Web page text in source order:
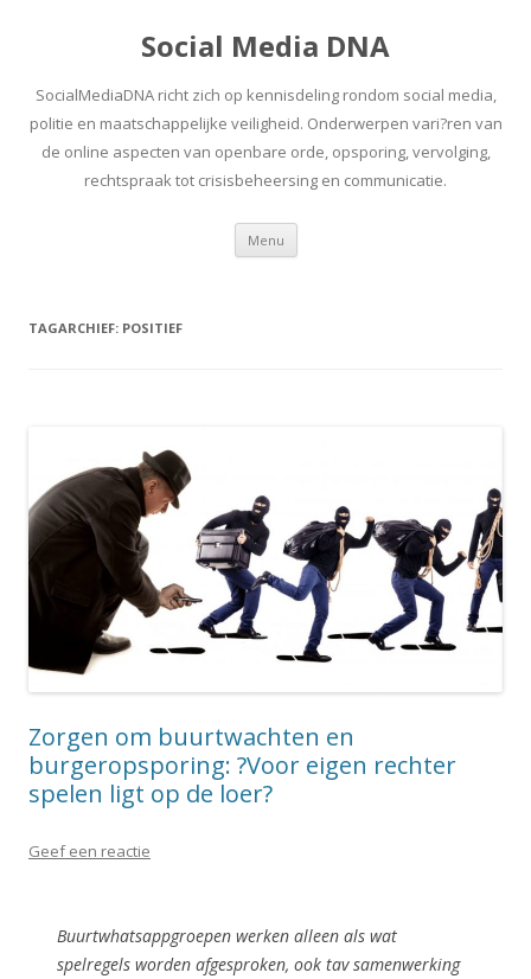
Social Media DNA
SocialMediaDNA richt zich op kennisdeling rondom social media,
politie en maatschappelijke veiligheid. Onderwerpen vari?ren van
de online aspecten van openbare orde, opsporing, vervolging,
rechtspraak tot crisisbeheersing en communicatie.
Menu Spring
inhoud
TAGARCHIEF: POSITIEF
Zorgen om buurtwachten en
burgeropsporing: ?Voor eigen rechter
spelen ligt op de loer?
Geef een reactie
Buurtwhatsappgroepen werken alleen als wat
spelregels worden afgesproken, ook tav samenwerking